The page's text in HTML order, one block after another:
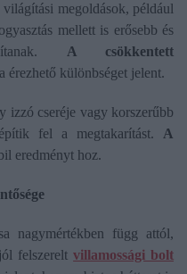
megoldások, például
mellett is erősebb és
A csökkentett
érezhető különbséget jelent.
izzó cseréje vagy korszerűbb
fel a megtakarítást. A
eredményt hoz.
nagymértékben függ attól,
felszereltvillamossági bolt